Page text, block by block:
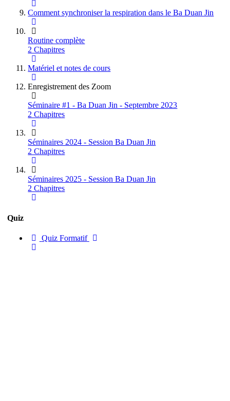
Comment synchroniser la respiration dans le Ba Duan Jin
Routine complète
2 Chapitres
Matériel et notes de cours
Enregistrement des Zoom
Séminaire #1 - Ba Duan Jin - Septembre 2023
2 Chapitres
Séminaires 2024 - Session Ba Duan Jin
2 Chapitres
Séminaires 2025 - Session Ba Duan Jin
2 Chapitres
Quiz
Quiz Formatif